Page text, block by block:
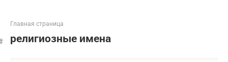
Главная страница
религиозные имена